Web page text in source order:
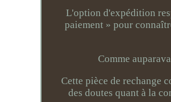
L'option d'expédition
paiement » pour
Comme
Cette pièce de rechange
des doutes quant à la